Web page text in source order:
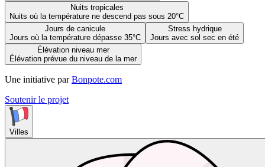
Nuits tropicales
Nuits où la température ne descend pas sous 20°C
Jours de canicule
Jours où la température dépasse 35°C
Stress hydrique
Jours avec sol sec en été
Élévation niveau mer
Élévation prévue du niveau de la mer
Une initiative par Bonpote.com
Soutenir le projet
Villes